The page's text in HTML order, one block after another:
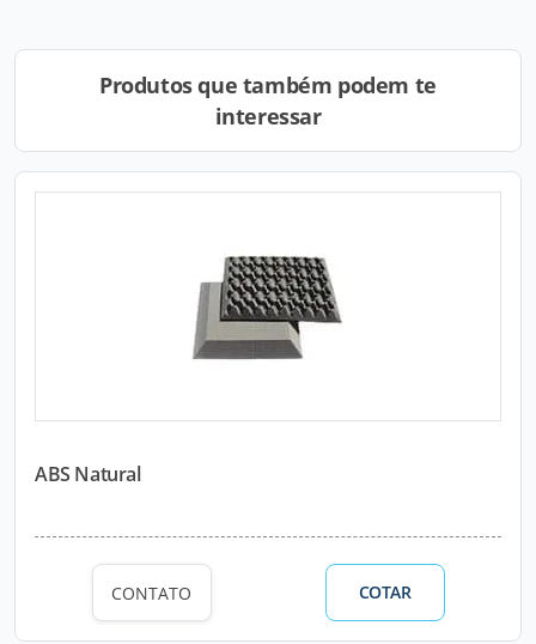
Produtos que também podem te
interessar
ABS Natural
CONTATO COTAR